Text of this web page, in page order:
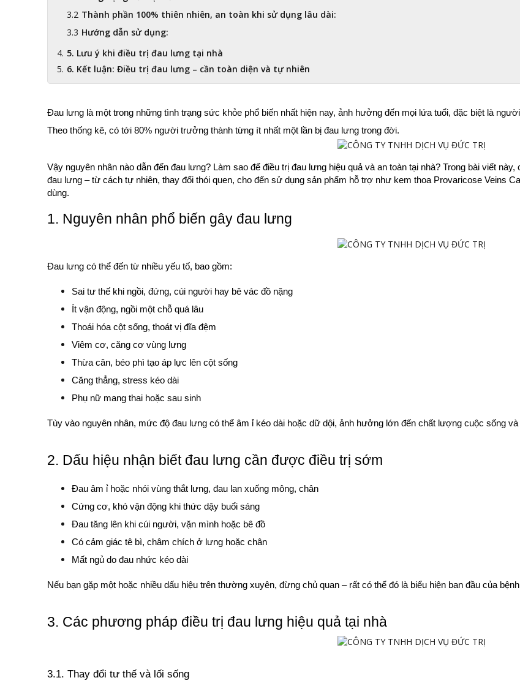
Thành phần 100% thiên nhiên, an toàn khi sử dụng lâu dài:
Hướng dẫn sử dụng:
5. Lưu ý khi điều trị đau lưng tại nhà
6. Kết luận: Điều trị đau lưng – cần toàn diện và tự nhiên
Đau lưng là một trong những tình trạng sức khỏe phổ biến nhất hiện nay, ảnh hưởng đến mọi lứa tuổi, đặc biệt là
Theo thống kê, có tới 80% người trưởng thành từng ít nhất một lần bị đau lưng trong đời.
Vậy nguyên nhân nào dẫn đến đau lưng? Làm sao để điều trị đau lưng hiệu quả và an toàn tại nhà? Trong bài viết
đau lưng – từ cách tự nhiên, thay đổi thói quen, cho đến sử dụng sản phẩm hỗ trợ như kem thoa Provaricose Veins
dùng.
1. Nguyên nhân phổ biến gây đau lưng
Đau lưng có thể đến từ nhiều yếu tố, bao gồm:
Sai tư thế khi ngồi, đứng, cúi người hay bê vác đồ nặng
Ít vận động, ngồi một chỗ quá lâu
Thoái hóa cột sống, thoát vị đĩa đệm
Viêm cơ, căng cơ vùng lưng
Thừa cân, béo phì tạo áp lực lên cột sống
Căng thẳng, stress kéo dài
Phụ nữ mang thai hoặc sau sinh
Tùy vào nguyên nhân, mức độ đau lưng có thể âm ỉ kéo dài hoặc dữ dội, ảnh hưởng lớn đến chất lượng cuộc sống và
2. Dấu hiệu nhận biết đau lưng cần được điều trị sớm
Đau âm ỉ hoặc nhói vùng thắt lưng, đau lan xuống mông, chân
Cứng cơ, khó vận động khi thức dậy buổi sáng
Đau tăng lên khi cúi người, vặn mình hoặc bê đồ
Có cảm giác tê bì, châm chích ở lưng hoặc chân
Mất ngủ do đau nhức kéo dài
Nếu bạn gặp một hoặc nhiều dấu hiệu trên thường xuyên, đừng chủ quan – rất có thể đó là biểu hiện ban đầu của
3. Các phương pháp điều trị đau lưng hiệu quả tại nhà
3.1. Thay đổi tư thế và lối sống